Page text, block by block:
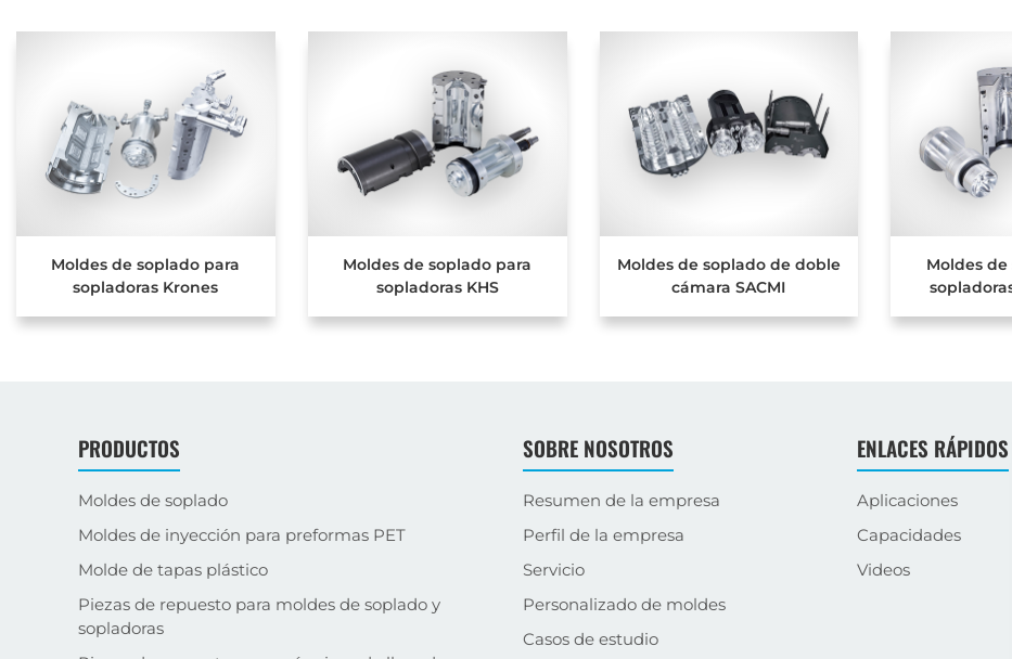
Moldes de soplado para
sopladoras Krones
Moldes de soplado para
sopladoras KHS
Moldes de soplado de doble
cámara SACMI
Moldes
PRODUCTOS
Moldes de soplado
Moldes de inyección para preformas PET
Molde de tapas plástico
Piezas de repuesto para moldes de soplado y
sopladoras
SOBRE NOSOTROS
Resumen de la empresa
Perfil de la empresa
Servicio
Personalizado de moldes
Casos de estudio
ENLACES RÁPIDOS
Aplicaciones
Capacidades
Videos